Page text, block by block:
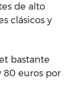
de alto
clásicos y
bastante
80 euros por